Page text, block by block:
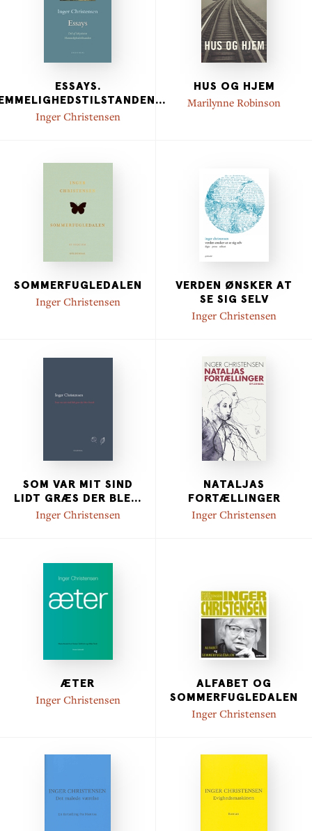
ESSAYS.
...
Inger Christensen
HUS OG HJEM
Marilynne Robinson
SOMMERFUGLEDALEN
Inger Christensen
VERDEN ØNSKER AT
SE SIG SELV
Inger Christensen
SOM VAR MIT SIND
LIDT GRÆS DER BLE...
Inger Christensen
NATALJAS
FORTÆLLINGER
Inger Christensen
ÆTER
Inger Christensen
ALFABET OG
SOMMERFUGLEDALEN
Inger Christensen